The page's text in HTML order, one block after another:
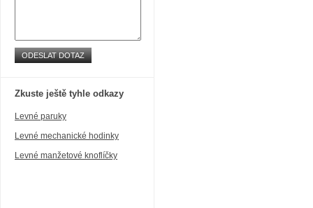
ODESLAT DOTAZ
Zkuste ještě tyhle odkazy
Levné paruky
Levné mechanické hodinky
Levné manžetové knoflíčky